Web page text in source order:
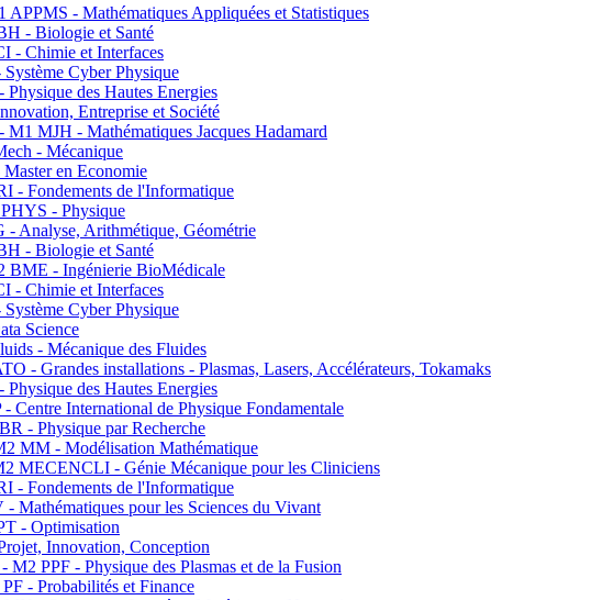
- Mathématiques Appliquées et Statistiques
- Biologie et Santé
- Chimie et Interfaces
Cyber Physique
des Hautes Energies
Entreprise et Société
MJH - Mathématiques Jacques Hadamard
- Mécanique
en Economie
- Fondements de l'Informatique
- Physique
Analyse, Arithmétique, Géométrie
- Biologie et Santé
- Ingénierie BioMédicale
- Chimie et Interfaces
Cyber Physique
Science
- Mécanique des Fluides
- Grandes installations - Plasmas, Lasers, Accélérateurs, Tokamaks
des Hautes Energies
Centre International de Physique Fondamentale
- Physique par Recherche
MM - Modélisation Mathématique
MECENCLI - Génie Mécanique pour les Cliniciens
- Fondements de l'Informatique
Mathématiques pour les Sciences du Vivant
- Optimisation
Innovation, Conception
PPF - Physique des Plasmas et de la Fusion
- Probabilités et Finance